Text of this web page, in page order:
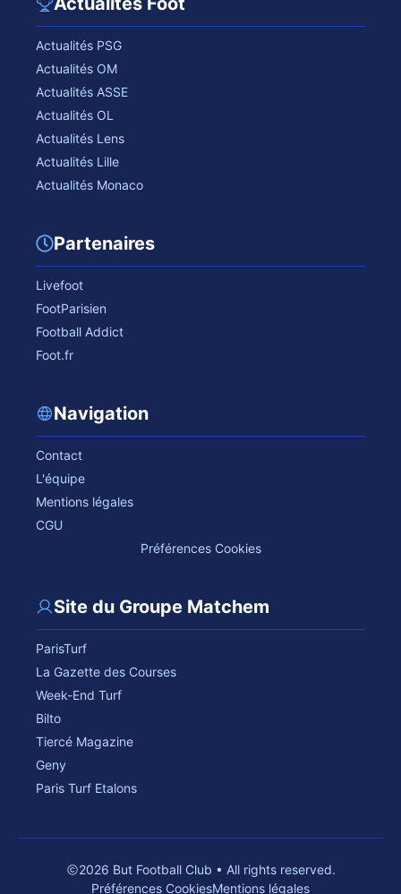
Actualités PSG
Actualités OM
Actualités ASSE
Actualités OL
Actualités Lens
Actualités Lille
Actualités Monaco
Partenaires
Livefoot
FootParisien
Football Addict
Foot.fr
Navigation
Contact
L'équipe
Mentions légales
CGU
Préférences Cookies
Site du Groupe Matchem
ParisTurf
La Gazette des Courses
Week-End Turf
Bilto
Tiercé Magazine
Geny
Paris Turf Etalons
2026 But Football Club • All rights reserved.
Préférences CookiesMentions légales